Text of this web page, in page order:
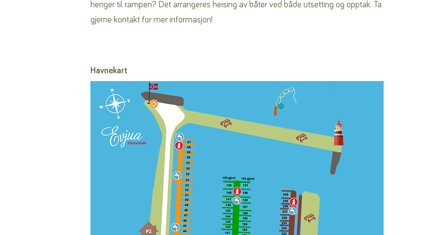
henger til rampen? Det arrangeres heising av båter ved både utsetting og opptak. Ta
gjerne kontakt for mer informasjon!
Havnekart